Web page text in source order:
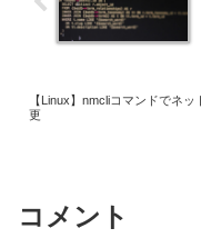
【Linux】nmcliコマンドでネ
更
コメント